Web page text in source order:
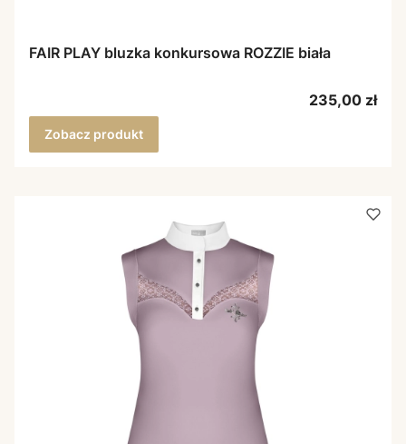
FAIR PLAY bluzka konkursowa ROZZIE biała
Cena
235,00 zł
Zobacz produkt